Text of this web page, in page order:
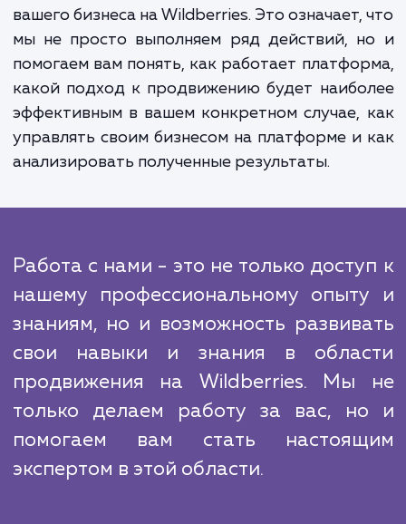
анализе результатов. Наши
регулярно следят за
продвижения, анализируют
реализованных действий и
стратегию при необходимости. Это
нам держать ситуацию под
Но что же нас отличает от других
предлагающих продвижение на
Ответ прост: мы предлагаем не просто
услуг, а целостный подход к
вашего бизнеса на Wildberries. Это означает,
мы не просто выполняем ряд действий,
помогаем вам понять, как работает
какой подход к продвижению будет